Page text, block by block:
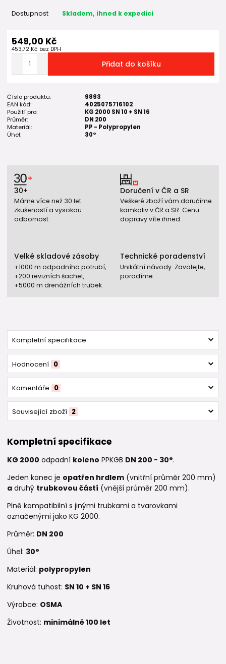
Dostupnost Skladem, ihned k expedici
549,00 Kč
453,72 Kč bez DPH
Přidat do košíku
Číslo produktu:
9893
EAN kód:
4025075716102
Použití pro:
KG 2000 SN 10 + SN 16
Průměr:
DN 200
Materiál:
PP - Polypropylen
Úhel:
30°
30+
Máme více než 30 let
zkušeností a vysokou
odbornost.
Doručení v ČR a SR
Veškeré zboží vám doručíme
kamkoliv v ČR a SR. Cenu
dopravy víte ihned.
Velké skladové zásoby
+1000 m odpadního potrubí,
+200 revizních šachet,
+5000 m drenážních trubek
Technické poradenství
Unikátní návody. Zavolejte,
poradíme.
Kompletní specifikace
Hodnocení 0
Komentáře 0
Související zboží 2
Kompletní specifikace
KG 2000 odpadní koleno PPKGB DN 200 - 30°.
Jeden konec je opatřen hrdlem (vnitřní průměr 200 mm)
a druhý trubkovou částí (vnější průměr 200 mm).
Plně kompatibilní s jinými trubkami a tvarovkami
označenými jako KG 2000.
Průměr: DN 200
Úhel: 30°
Materiál: polypropylen
Kruhová tuhost: SN 10 + SN 16
Výrobce: OSMA
Životnost: minimálně 100 let